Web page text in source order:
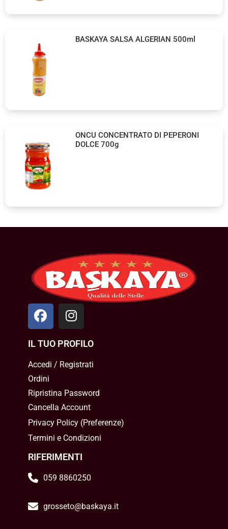
BASKAYA SALSA ALGERIAN 500ml
ONCU CONCENTRATO DI PEPERONI
DOLCE 700g
IL TUO PROFILO
Accedi / Registrati
Ordini
Ripristina Password
Cancella Account
Privacy Policy(Preferenze)
Termini e Condizioni
RIFERIMENTI
059 8860250
grosseto@baskaya.it